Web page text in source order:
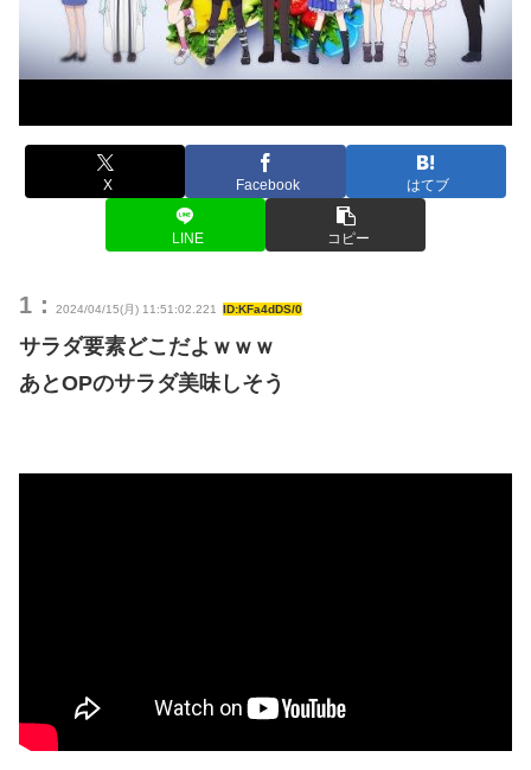
X Facebook はてブ
LINE コピー
1： 2024/04/15(月) 11:51:02.221 ID:KFa4dDS/0
サラダ要素どこだよｗｗｗ
あとOPのサラダ美味しそう